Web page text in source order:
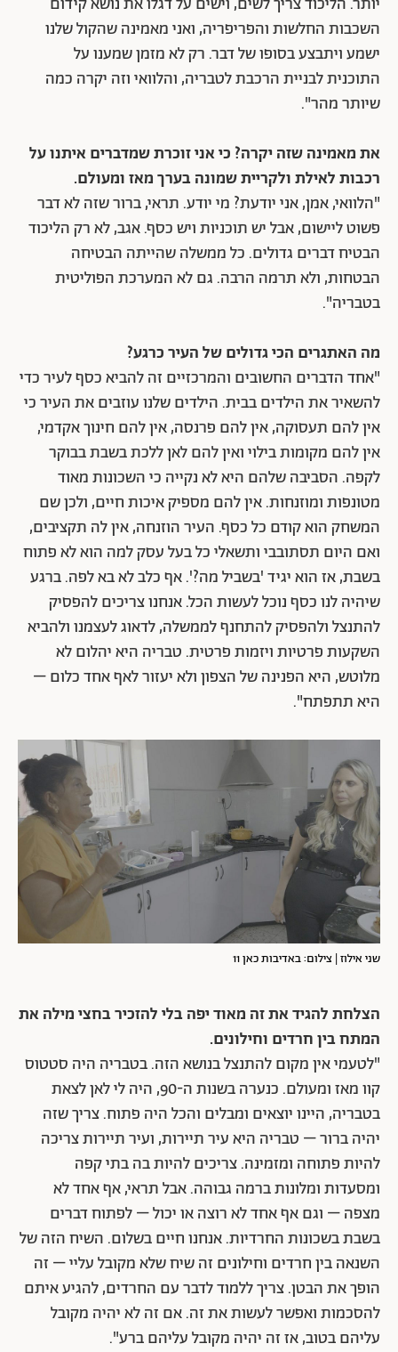
השכבות החלשות והפריפריה, ואני מאמינה שהקול שלנו
ישמע ויתבצע בסופו של דבר. רק לא מזמן שמענו על
התוכנית לבניית הרכבת לטבריה, והלוואי וזה יקרה כמה
שיותר מהר".
את מאמינה שזה יקרה? כי אני זוכרת שמדברים איתנו על
רכבות לאילת ולקריית שמונה בערך מאז ומעולם.
"הלוואי, אמן, אני יודעת? מי יודע. תראי, ברור שזה לא דבר
פשוט ליישום, אבל יש תוכניות ויש כסף. אגב, לא רק הליכוד
הבטיח דברים גדולים. כל ממשלה שהייתה הבטיחה
הבטחות, ולא תרמה הרבה. גם לא המערכת הפוליטית
בטבריה".
מה האתגרים הכי גדולים של העיר כרגע?
"אחד הדברים החשובים והמרכזיים זה להביא כסף לעיר כדי
להשאיר את הילדים בבית. הילדים שלנו עוזבים את העיר כי
אין להם תעסוקה, אין להם פרנסה, אין להם חינוך אקדמי,
אין להם מקומות בילוי ואין להם לאן ללכת בשבת בבוקר
לקפה. הסביבה שלהם היא לא נקייה כי השכונות מאוד
מטונפות ומוזנחות. אין להם מספיק איכות חיים, ולכן שם
המשחק הוא קודם כל כסף. העיר הוזנחה, אין לה תקציבים,
ואם היום תסתובבי ותשאלי כל בעל עסק למה הוא לא פתוח
בשבת, אז הוא יגיד 'בשביל מה?'. אף כלב לא בא לפה. ברגע
שיהיה לנו כסף נוכל לעשות הכל. אנחנו צריכים להפסיק
להתנצל ולהפסיק להתחנף לממשלה, לדאוג לעצמנו ולהביא
השקעות פרטיות ויזמות פרטית. טבריה היא יהלום לא
מלוטש, היא הפנינה של הצפון ולא יעזור לאף אחד כלום –
היא תתפתח".
שני אילוז | צילום: באדיבות כאן 11
הצלחת להגיד את זה מאוד יפה בלי להזכיר בחצי מילה את
המתח בין חרדים וחילונים.
"לטעמי אין מקום להתנצל בנושא הזה. בטבריה היה סטטוס
קוו מאז ומעולם. כנערה בשנות ה-90, היה לי לאן לצאת
בטבריה, היינו יוצאים ומבלים והכל היה פתוח. צריך שזה
יהיה ברור – טבריה היא עיר תיירות, ועיר תיירות צריכה
להיות פתוחה ומזמינה. צריכים להיות בה בתי קפה
ומסעדות ומלונות ברמה גבוהה. אבל תראי, אף אחד לא
מצפה – וגם אף אחד לא רוצה או יכול – לפתוח דברים
בשבת בשכונות החרדיות. אנחנו חיים בשלום. השיח הזה של
השנאה בין חרדים וחילונים זה שיח שלא מקובל עליי – זה
הופך את הבטן. צריך ללמוד לדבר עם החרדים, להגיע איתם
להסכמות ואפשר לעשות את זה. אם זה לא יהיה מקובל
עליהם בטוב, אז זה יהיה מקובל עליהם ברע".